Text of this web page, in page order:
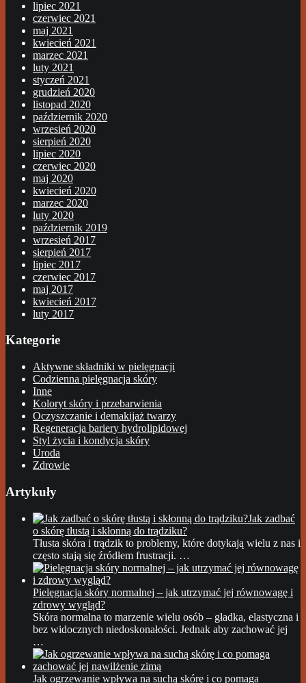
lipiec 2021
czerwiec 2021
maj 2021
kwiecień 2021
marzec 2021
luty 2021
styczeń 2021
grudzień 2020
listopad 2020
październik 2020
wrzesień 2020
sierpień 2020
lipiec 2020
czerwiec 2020
maj 2020
kwiecień 2020
marzec 2020
luty 2020
październik 2019
wrzesień 2017
sierpień 2017
lipiec 2017
czerwiec 2017
maj 2017
kwiecień 2017
luty 2017
Kategorie
Aktywne składniki w pielęgnacji
Codzienna pielęgnacja skóry
Inne
Koloryt skóry i przebarwienia
Oczyszczanie i demakijaż twarzy
Regeneracja bariery hydrolipidowej
Styl życia i kondycja skóry
Uroda
Zdrowie
Artykuły
Jak zadbać
o skórę tłustą i skłonną do trądziku?
Tłusta skóra i trądzik to problemy, które dotykają wielu z nas i
często stają się źródłem frustracji. …
Pielęgnacja skóry normalnej – jak utrzymać jej równowagę i
zdrowy wygląd?
Skóra normalna to marzenie wielu osób – gładka, elastyczna i
bez widocznych niedoskonałości. Jednak aby zachować jej
…
Jak ogrzewanie wpływa na suchą skórę i co pomaga